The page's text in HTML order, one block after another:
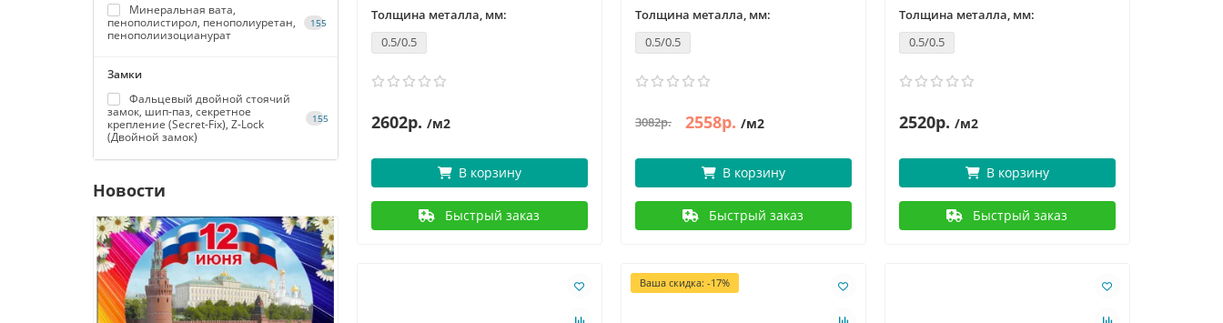
Минеральная вата,
пенополистирол, пенополиуретан,
пенополиизоцианурат
155
Замки
Фальцевый двойной стоячий
замок, шип-паз, секретное
крепление (Secret-Fix), Z-Lock
(Двойной замок)
155
Новости
Толщина металла, мм:
0.5/0.5
2602р. /м2
В корзину
Быстрый заказ
Толщина металла, мм:
0.5/0.5
3082р. 2558р. /м2
В корзину
Быстрый заказ
Толщина металла, мм:
0.5/0.5
2520р. /м2
В корзину
Быстрый заказ
Ваша скидка: -17%